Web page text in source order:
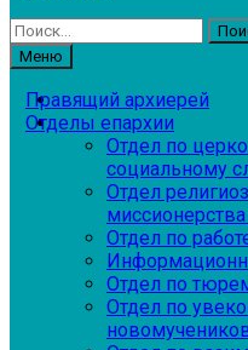
Найти:
Меню
Правящий архиерей
Отделы епархии
Отдел по
социальному
Отдел
Отдел по
Отдел по
Отдел по